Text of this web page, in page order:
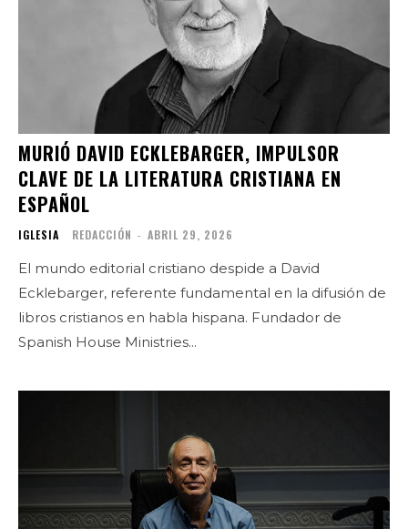
MURIÓ DAVID ECKLEBARGER, IMPULSOR
CLAVE DE LA LITERATURA CRISTIANA EN
ESPAÑOL
IGLESIA REDACCIÓN - ABRIL 29, 2026
El mundo editorial cristiano despide a David
Ecklebarger, referente fundamental en la difusión de
libros cristianos en habla hispana. Fundador de
Spanish House Ministries...